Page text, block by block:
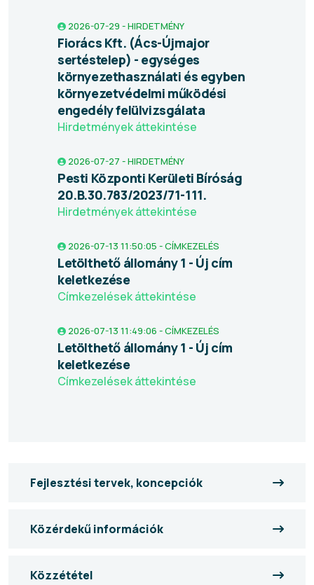
2026-07-29 - HIRDETMÉNY
Fiorács Kft. (Ács-Újmajor
sertéstelep) - egységes
környezethasználati és egyben
környezetvédelmi működési
engedély felülvizsgálata
Hirdetmények áttekintése
2026-07-27 - HIRDETMÉNY
Pesti Központi Kerületi Bíróság
20.B.30.783/2023/71-111.
Hirdetmények áttekintése
2026-07-13 11:50:05 - CÍMKEZELÉS
Letölthető állomány 1 - Új cím
keletkezése
Címkezelések áttekintése
2026-07-13 11:49:06 - CÍMKEZELÉS
Letölthető állomány 1 - Új cím
keletkezése
Címkezelések áttekintése
Fejlesztési tervek, koncepciók
Közérdekű információk
Közzététel